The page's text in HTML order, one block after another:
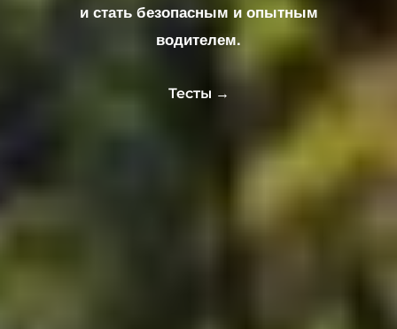
и стать безопасным и опытным
водителем.
Тесты →